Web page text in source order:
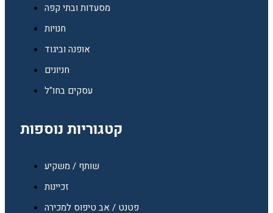
מסעדות ובתי קפה
חנויות
אופנה וביגוד
חניונים
עסקים בחו"ל
קטגוריות נוספות
שותף / משקיע
זכיינות
פטנט / אב טיפוס למכירה